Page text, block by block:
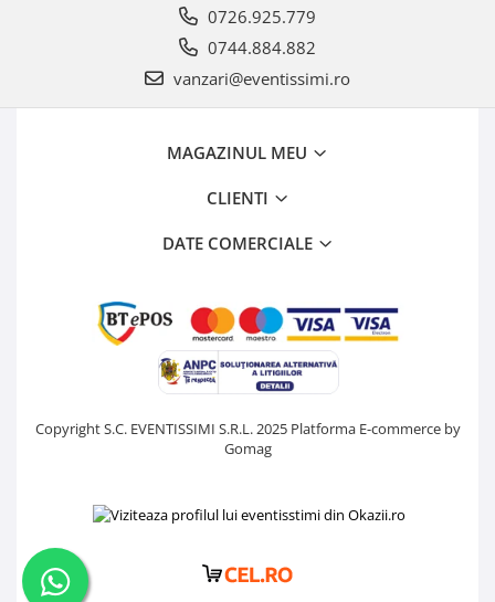
0726.925.779
0744.884.882
vanzari@eventissimi.ro
MAGAZINUL MEU
CLIENTI
DATE COMERCIALE
Copyright S.C. EVENTISSIMI S.R.L. 2025 Platforma E-commerce by
Gomag